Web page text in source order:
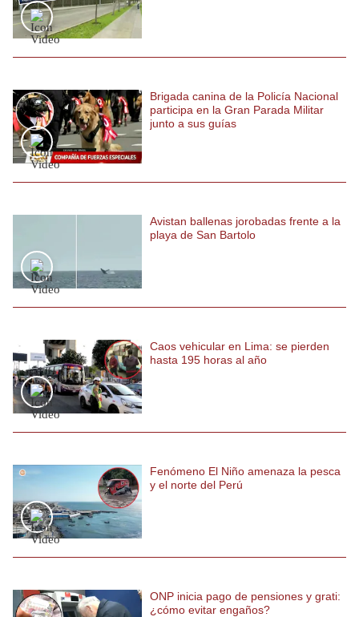
Brigada canina de la Policía Nacional
participa en la Gran Parada Militar
junto a sus guías
Avistan ballenas jorobadas frente a la
playa de San Bartolo
Caos vehicular en Lima: se pierden
hasta 195 horas al año
Fenómeno El Niño amenaza la pesca
y el norte del Perú
ONP inicia pago de pensiones y grati:
¿cómo evitar engaños?